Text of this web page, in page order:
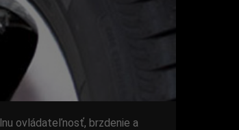
ovládateľnosť, brzdenie a